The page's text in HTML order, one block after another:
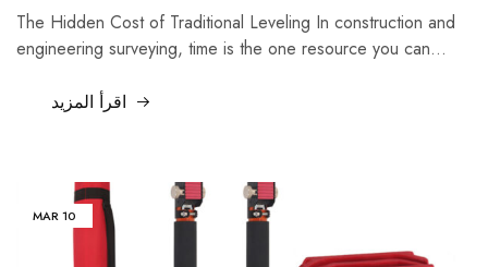
The Hidden Cost of Traditional Leveling In construction and
engineering surveying, time is the one resource you can…
اقرأ المزيد
MAR10